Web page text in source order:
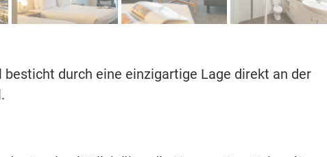
durch eine einzigartige Lage direkt an der